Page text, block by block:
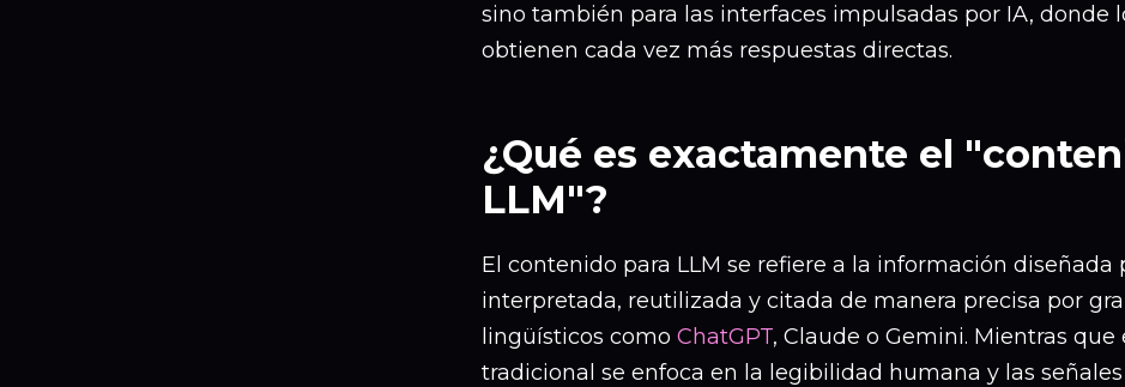
sino también para las interfaces impulsadas por IA, donde
obtienen cada vez más respuestas directas.
¿Qué es exactamente el
LLM"?
El contenido para LLM se refiere a la información diseñada
interpretada, reutilizada y citada de manera precisa por
lingüísticos como ChatGPT, Claude o Gemini. Mientras que
tradicional se enfoca en la legibilidad humana y las